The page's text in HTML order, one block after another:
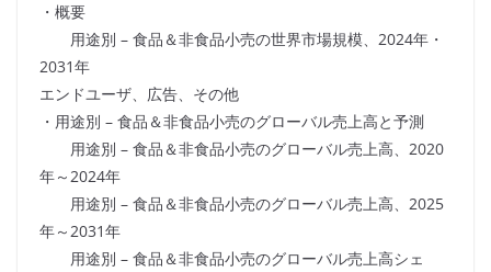
・概要
用途別 – 食品＆非食品小売の世界市場規模、2024年・
2031年
エンドユーザ、広告、その他
・用途別 – 食品＆非食品小売のグローバル売上高と予測
用途別 – 食品＆非食品小売のグローバル売上高、2020
年～2024年
用途別 – 食品＆非食品小売のグローバル売上高、2025
年～2031年
用途別 – 食品＆非食品小売のグローバル売上高シェ